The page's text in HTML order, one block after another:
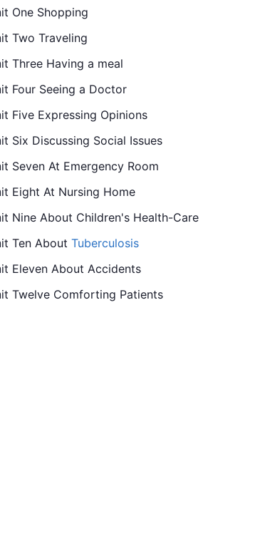
One Shopping
Two Traveling
Three Having a meal
Four Seeing a Doctor
Five Expressing Opinions
Six Discussing Social Issues
Seven At Emergency Room
Eight At Nursing Home
Nine About Children's Health-Care
Ten About Tuberculosis
Eleven About Accidents
Twelve Comforting Patients